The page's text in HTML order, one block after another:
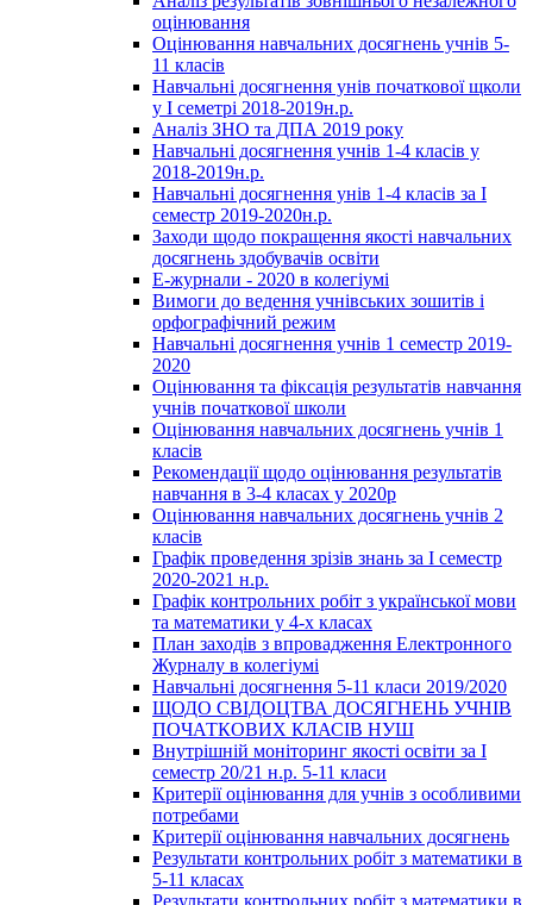
оцінювання
Оцінювання навчальних досягнень учнів 5-
11 класів
Навчальні досягнення унів початкової щколи
у І семетрі 2018-2019н.р.
Аналіз ЗНО та ДПА 2019 року
Навчальні досягнення учнів 1-4 класів у
2018-2019н.р.
Навчальні досягнення унів 1-4 класів за І
семестр 2019-2020н.р.
Заходи щодо покращення якості навчальних
досягнень здобувачів освіти
Е-журнали - 2020 в колегіумі
Вимоги до ведення учнівських зошитів і
орфографічний режим
Навчальні досягнення учнів 1 семестр 2019-
2020
Оцінювання та фіксація результатів навчання
учнів початкової школи
Оцінювання навчальних досягнень учнів 1
класів
Рекомендації щодо оцінювання результатів
навчання в 3-4 класах у 2020р
Оцінювання навчальних досягнень учнів 2
класів
Графік проведення зрізів знань за І семестр
2020-2021 н.р.
Графік контрольних робіт з української мови
та математики у 4-х класах
План заходів з впровадження Електронного
Журналу в колегіумі
Навчальні досягнення 5-11 класи 2019/2020
ЩОДО СВІДОЦТВА ДОСЯГНЕНЬ УЧНІВ
ПОЧАТКОВИХ КЛАСІВ НУШ
Внутрішній моніторинг якості освіти за І
семестр 20/21 н.р. 5-11 класи
Критерії оцінювання для учнів з особливими
потребами
Критерії оцінювання навчальних досягнень
Результати контрольних робіт з математики в
5-11 класах
Результати контрольних робіт з математики в